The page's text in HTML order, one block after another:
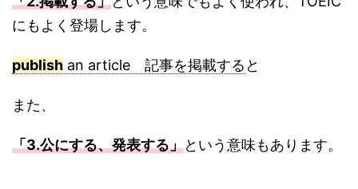
にもよく登場します。
publish an article 記事を掲載する と
また、
「3.公にする、発表する」という意味もあります。